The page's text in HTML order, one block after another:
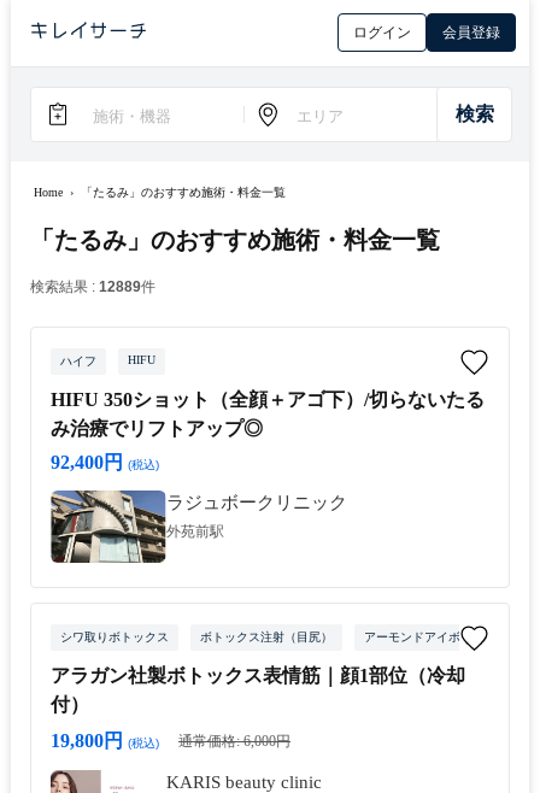
ログイン 会員登録
Home › 「たるみ」のおすすめ施術・料金一覧
「たるみ」のおすすめ施術・料金一覧
検索結果 : 12889件
ハイフ HIFU
HIFU 350ショット（全顔＋アゴ下）/切らないたる
み治療でリフトアップ◎
92,400円
(税込)
ラジュボークリニック
外苑前駅
シワ取りボトックス ボトックス注射（目尻） アーモンドアイボトックス注射
アラガン社製ボトックス表情筋｜顔1部位（冷却
付）
19,800円
(税込) 通常価格: 6,000円
KARIS beauty clinic